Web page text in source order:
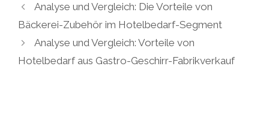
Analyse und Vergleich: Die Vorteile von
Bäckerei-Zubehör im Hotelbedarf-Segment
Analyse und Vergleich: Vorteile von
Hotelbedarf aus Gastro-Geschirr-Fabrikverkauf